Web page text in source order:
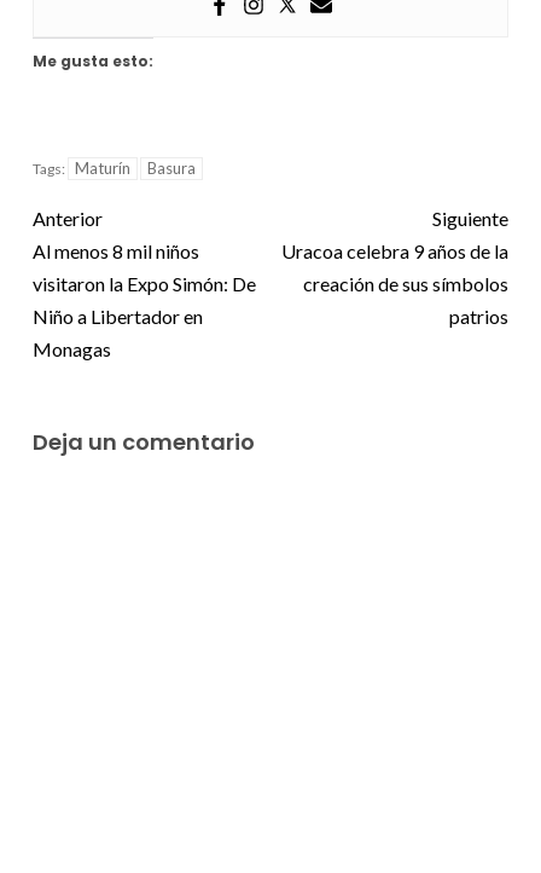
Me gusta esto:
Tags: Maturín Basura
Anterior
Al menos 8 mil niños
visitaron la Expo Simón: De
Niño a Libertador en
Monagas
Siguiente
Uracoa celebra 9 años de la
creación de sus símbolos
patrios
Deja un comentario